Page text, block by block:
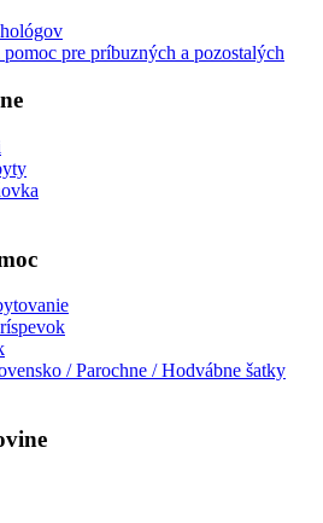
pre príbuzných a pozostalých
/ Parochne / Hodvábne šatky